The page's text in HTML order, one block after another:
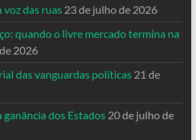
das ruas 23 de julho de 2026
quando o livre mercado termina na
2026
das vanguardas políticas 21 de
dos Estados 20 de julho de